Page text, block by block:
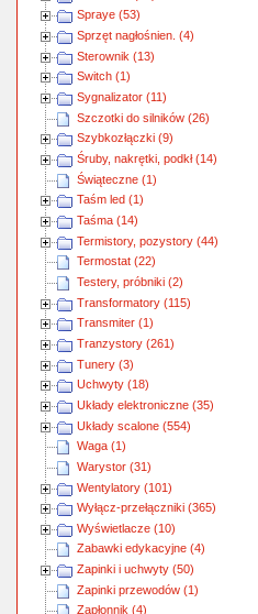
Spraye (53)
Sprzęt nagłośnien. (4)
Sterownik (13)
Switch (1)
Sygnalizator (11)
Szczotki do silników (26)
Szybkozłączki (9)
Śruby, nakrętki, podkł (14)
Świąteczne (1)
Taśm led (1)
Taśma (14)
Termistory, pozystory (44)
Termostat (22)
Testery, próbniki (2)
Transformatory (115)
Transmiter (1)
Tranzystory (261)
Tunery (3)
Uchwyty (18)
Układy elektroniczne (35)
Układy scalone (554)
Waga (1)
Warystor (31)
Wentylatory (101)
Wyłącz-przełączniki (365)
Wyświetlacze (10)
Zabawki edykacyjne (4)
Zapinki i uchwyty (50)
Zapinki przewodów (1)
Zapłonnik (4)